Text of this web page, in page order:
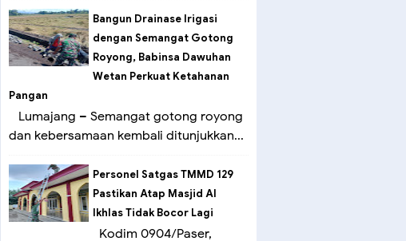
Bangun Drainase Irigasi
dengan Semangat Gotong
Royong, Babinsa Dawuhan
Wetan Perkuat Ketahanan
Pangan
Lumajang – Semangat gotong royong
dan kebersamaan kembali ditunjukkan...
Personel Satgas TMMD 129
Pastikan Atap Masjid Al
Ikhlas Tidak Bocor Lagi
Kodim 0904/Paser,